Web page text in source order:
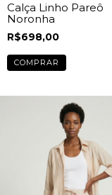
Calça Linho Pareô
Noronha
R$698,00
COMPRAR